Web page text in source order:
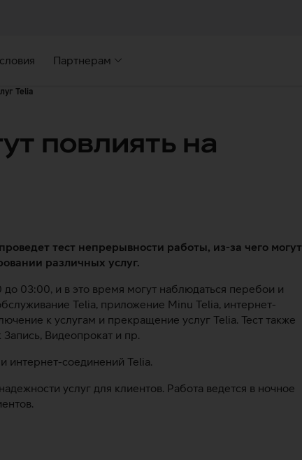
Партнерам
Telia
повлиять на
тест непрерывности работы, из-за чего могут
различных услуг.
до 03:00, и в это время могут наблюдаться перебои и
Telia, приложение Minu Telia, интернет-
к услугам и прекращение услуг Telia. Тест также
Видеопрокат и пр.
интернет-соединений Telia.
услуг для клиентов. Работа ведется в ночное